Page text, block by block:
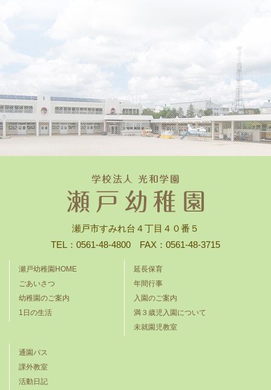
瀬戸市すみれ台４丁目４０番５
TEL：0561-48-4800 FAX：0561-48-3715
瀬戸幼稚園HOME
ごあいさつ
幼稚園のご案内
1日の生活
延長保育
年間行事
入園のご案内
満３歳児入園について
未就園児教室
通園バス
課外教室
活動日記